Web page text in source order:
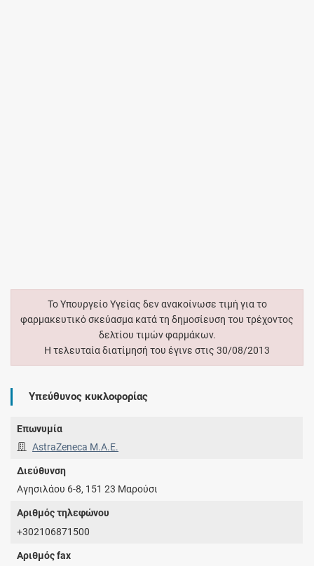
Το Υπουργείο Υγείας δεν ανακοίνωσε τιμή για το
φαρμακευτικό σκεύασμα κατά τη δημοσίευση του τρέχοντος
δελτίου τιμών φαρμάκων.
Η τελευταία διατίμησή του έγινε στις 30/08/2013
Υπεύθυνος κυκλοφορίας
Επωνυμία
AstraZeneca Μ.A.E.
Διεύθυνση
Αγησιλάου 6-8, 151 23 Μαρούσι
Αριθμός τηλεφώνου
+302106871500
Αριθμός fax